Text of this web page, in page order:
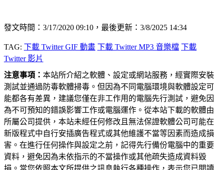
發文時間：3/17/2020 09:10，最後更新：3/8/2025 14:34
TAG: 下載 Twitter GIF 動畫 下載 Twitter MP3 音樂檔 下載
Twitter 影片
注意事項： 本站所介紹之軟體、設定或網站服務，經實際安裝
測試並通過防毒軟體掃毒。但因為不同電腦環境與軟體設定可
能都各有差異，建議您僅在非工作用的電腦先行測試，避免因
為不可預知的錯誤影響工作或電腦運作。從本站下載的軟體由
所屬公司提供，本站未經任何修改且無法保證軟體公司可能在
新版程式中自行安插廣告程式或其他維護不當等因素而造成損
害。在進行任何操作與設定之前，記得先行備份電腦中的重要
資料，避免因為未依指示的不當操作或其他疏失造成資料毀